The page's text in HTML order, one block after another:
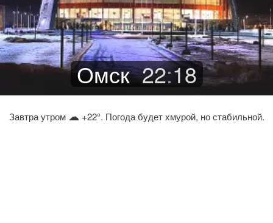
Омск 22:18
Завтра утром ☁ +22°. Погода будет хмурой, но стабильной.